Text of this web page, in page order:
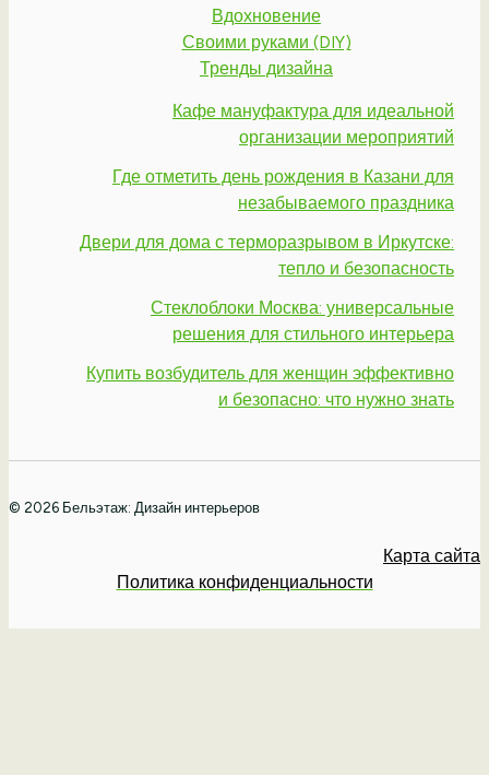
Вдохновение
Своими руками (DIY)
Тренды дизайна
Кафе мануфактура для идеальной
организации мероприятий
Где отметить день рождения в Казани для
незабываемого праздника
Двери для дома с терморазрывом в Иркутске:
тепло и безопасность
Стеклоблоки Москва: универсальные
решения для стильного интерьера
Купить возбудитель для женщин эффективно
и безопасно: что нужно знать
© 2026 Бельэтаж: Дизайн интерьеров
Карта сайта
Политика конфиденциальности